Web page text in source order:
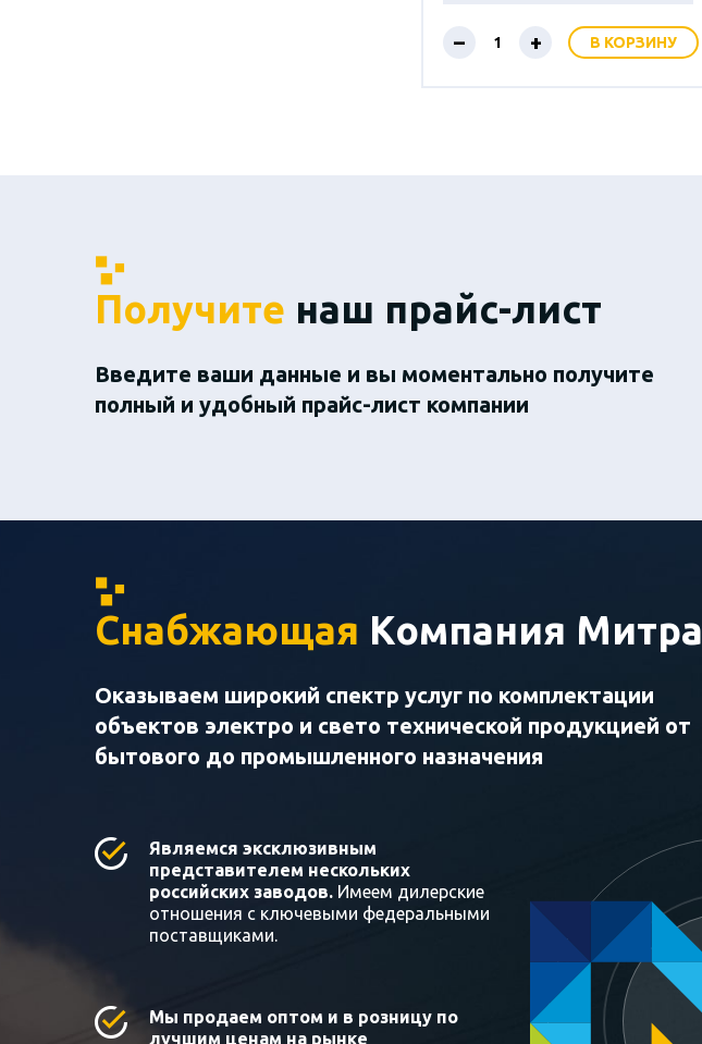
– + В КОРЗИНУ
Получите наш прайс-лист
Введите ваши данные и вы моментально получите
полный и удобный прайс-лист компании
Снабжающая Компания Митра
Оказываем широкий спектр услуг по комплектации
объектов электро и свето технической продукцией от
бытового до промышленного назначения
Являемся эксклюзивным
представителем нескольких
российских заводов. Имеем дилерские
отношения с ключевыми федеральными
поставщиками.
Мы продаем оптом и в розницу по
лучшим ценам на рынке